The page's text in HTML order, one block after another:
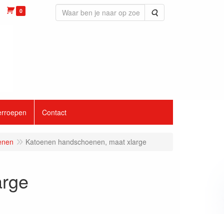
0 Zoeken
Contact
Katoenen handschoenen, maat xlarge